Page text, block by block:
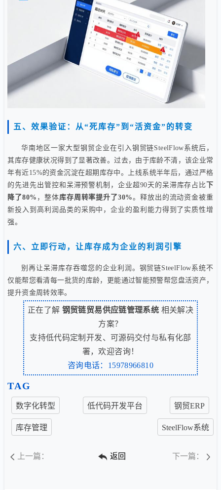
五、效果验证：从“死库存”到“活资金”的转变
华南地区一家大型钢贸企业在引入钢贸链SteelFlow系统后，
其库存健康状况得到了显著改善。过去，由于库龄不清，该企业常
年有近15%的资金沉淀在超期库存中。上线系统半年后，通过严格
的先进先出管控和呆滞预警机制，企业超90天的呆滞库存占比下
降了80% ，整体库存周转率提升了30%。释放出的流动资金被重
新投入到高利润品类的采购中，企业的盈利能力得到了实质性增
强。
六、立即行动，让库存成为企业的利润引擎
别再让呆滞库存吞噬您的企业利润。钢贸链SteelFlow系统不
仅能帮您看清每一批货的库龄，更能通过智能预警帮您盘活资产，
提升资金周转效率。
正在了解 钢贸链贸易供应链管理系统 相关解决
方案？
支持低代码定制开发、可源码交付与私有化部
署，欢迎咨询！
咨询电话：15978966810
TAG
数字化转型 低代码开发平台 钢贸ERP
库存管理 SteelFlow系统
上一篇： 返回 下一篇：